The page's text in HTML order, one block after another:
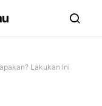
Lakukan Ini